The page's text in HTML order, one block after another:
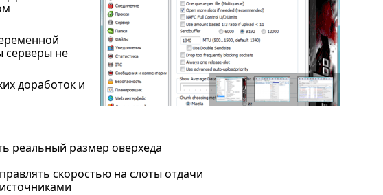
серверы не
доработок и
реальный размер оверхеда
скоростью на слоты отдачи